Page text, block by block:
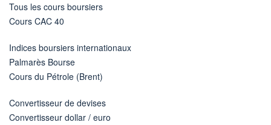
Tous les cours boursiers
Cours CAC 40
Indices boursiers internationaux
Palmarès Bourse
Cours du Pétrole (Brent)
Convertisseur de devises
Convertisseur dollar / euro